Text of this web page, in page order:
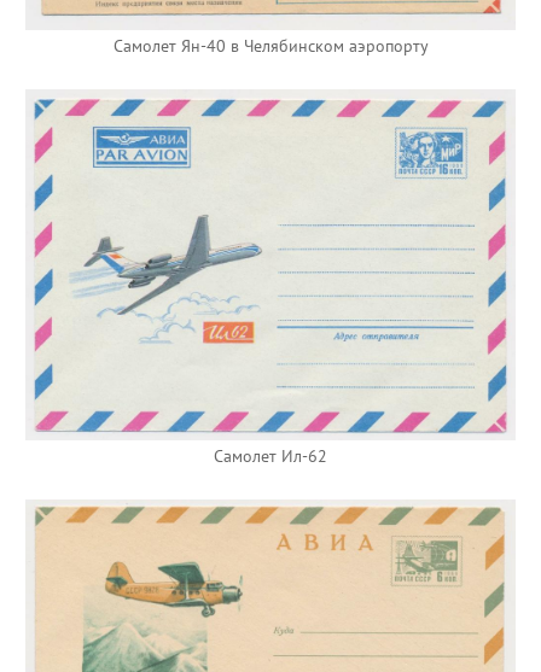
Самолет Ян-40 в Челябинском аэропорту
Самолет Ил-62